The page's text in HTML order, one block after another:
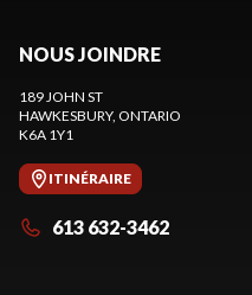
NOUS JOINDRE
189 JOHN ST
HAWKESBURY, ONTARIO
K6A 1Y1
ITINÉRAIRE
613 632-3462